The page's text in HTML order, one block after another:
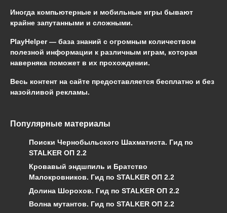
Иногда компьютерные и мобильные игры бывают
крайне запутанными и сложными.
PlayHelper — база знаний с огромным количеством
полезной информации к различным играм, которая
наверняка поможет в их прохождении.
Весь контент на сайте предоставляется бесплатно и без
назойливой рекламы.
Популярные материалы
Поиски Чернобыльского Шахматиста. Гид по
STALKER ОП 2.2
Кровавый эндшпиль и Братство
Малокровников. Гид по STALKER ОП 2.2
Долина Шорохов. Гид по STALKER ОП 2.2
Волна мутантов. Гид по STALKER ОП 2.2